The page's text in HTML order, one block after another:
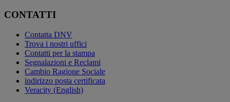
CONTATTI
Contatta DNV
Trova i nostri uffici
Contatti per la stampa
Segnalazioni e Reclami
Cambio Ragione Sociale
indirizzo posta certificata
Veracity (English)